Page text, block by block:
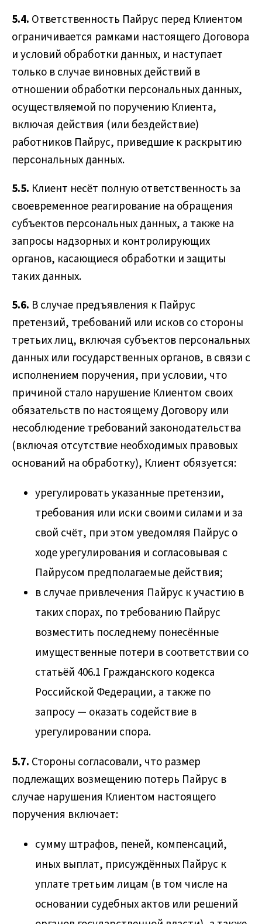
5.4. Ответственность Пайрус перед Клиентом
ограничивается рамками настоящего Договора
и условий обработки данных, и наступает
только в случае виновных действий в
отношении обработки персональных данных,
осуществляемой по поручению Клиента,
включая действия (или бездействие)
работников Пайрус, приведшие к раскрытию
персональных данных.
5.5. Клиент несёт полную ответственность за
своевременное реагирование на обращения
субъектов персональных данных, а также на
запросы надзорных и контролирующих
органов, касающиеся обработки и защиты
таких данных.
5.6. В случае предъявления к Пайрус
претензий, требований или исков со стороны
третьих лиц, включая субъектов персональных
данных или государственных органов, в связи с
исполнением поручения, при условии, что
причиной стало нарушение Клиентом своих
обязательств по настоящему Договору или
несоблюдение требований законодательства
(включая отсутствие необходимых правовых
оснований на обработку), Клиент обязуется:
урегулировать указанные претензии,
требования или иски своими силами и за
свой счёт, при этом уведомляя Пайрус о
ходе урегулирования и согласовывая с
Пайрусом предполагаемые действия;
в случае привлечения Пайрус к участию в
таких спорах, по требованию Пайрус
возместить последнему понесённые
имущественные потери в соответствии со
статьёй 406.1 Гражданского кодекса
Российской Федерации, а также по
запросу — оказать содействие в
урегулировании спора.
5.7. Стороны согласовали, что размер
подлежащих возмещению потерь Пайрус в
случае нарушения Клиентом настоящего
поручения включает:
сумму штрафов, пеней, компенсаций,
иных выплат, присуждённых Пайрус к
уплате третьим лицам (в том числе на
основании судебных актов или решений